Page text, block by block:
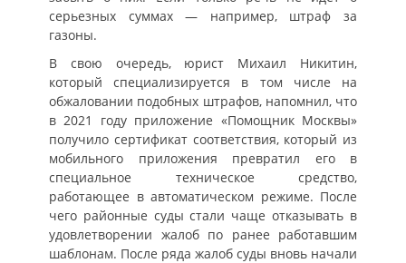
серьезных суммах — например, штраф за
газоны.
В свою очередь, юрист Михаил Никитин,
который специализируется в том числе на
обжаловании подобных штрафов, напомнил, что
в 2021 году приложение «Помощник Москвы»
получило сертификат соответствия, который из
мобильного приложения превратил его в
специальное техническое средство,
работающее в автоматическом режиме. После
чего районные суды стали чаще отказывать в
удовлетворении жалоб по ранее работавшим
шаблонам. После ряда жалоб суды вновь начали